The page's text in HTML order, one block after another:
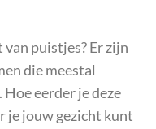
puistjes? Er zijn
die meestal
eerder je deze
je jouw gezicht kunt